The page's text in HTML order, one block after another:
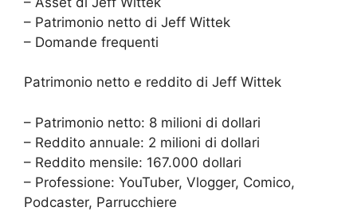
– Patrimonio netto di Jeff Wittek
– Domande frequenti
Patrimonio netto e reddito di Jeff Wittek
– Patrimonio netto: 8 milioni di dollari
– Reddito annuale: 2 milioni di dollari
– Reddito mensile: 167.000 dollari
– Professione: YouTuber, Vlogger, Comico,
Podcaster, Parrucchiere